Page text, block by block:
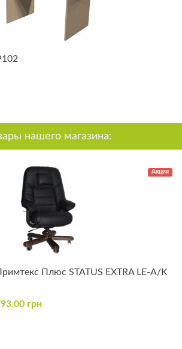
нашего магазина:
Акция
Плюс STATUS EXTRA LE-A/K
грн